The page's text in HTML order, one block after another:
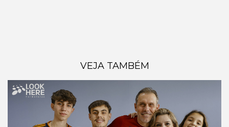
VEJA TAMBÉM